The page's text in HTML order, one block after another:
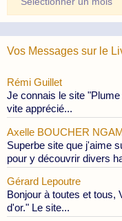
des
Publications
Vos Messages sur le
Rémi Guillet
Je connais le site
vite apprécié...
Axelle BOUCHER
Superbe site que j'aime
pour y découvrir divers
Gérard Lepoutre
Bonjour à toutes et tous,
d'or." Le site...